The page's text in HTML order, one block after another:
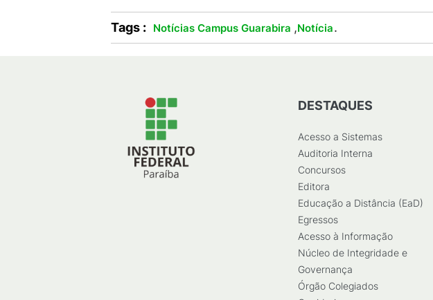
Tags : Notícias Campus Guarabira ,Notícia.
DESTAQUES
Acesso a Sistemas
Auditoria Interna
Concursos
Editora
Educação a Distância (EaD)
Egressos
Acesso à Informação
Núcleo de Integridade e
Governança
Órgão Colegiados